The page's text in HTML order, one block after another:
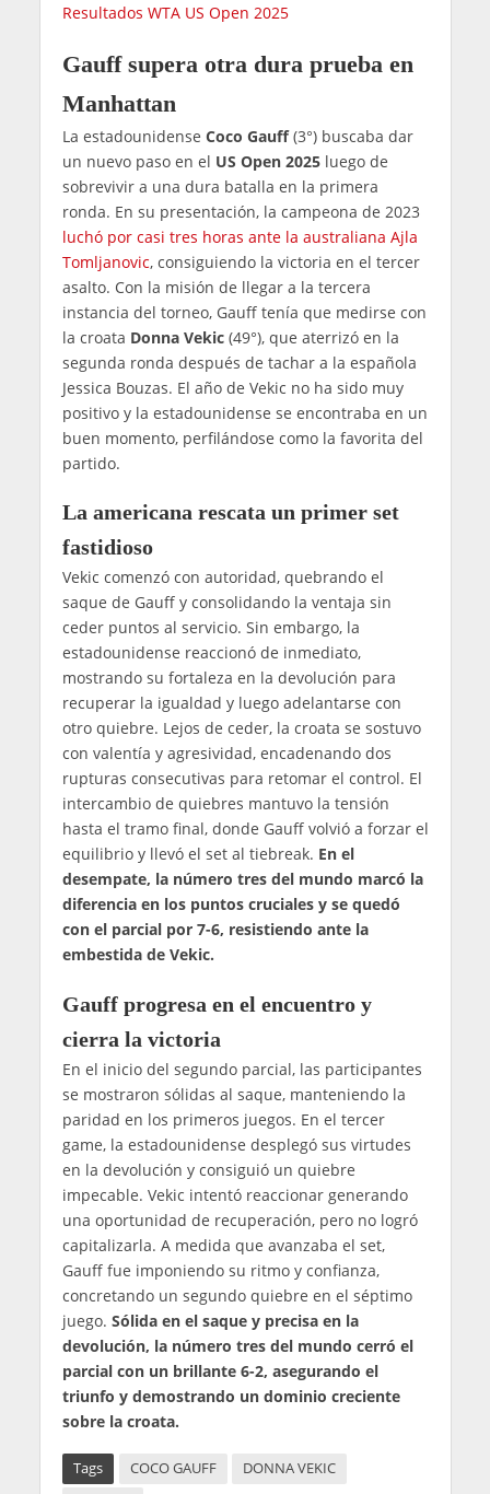
Resultados WTA US Open 2025
Gauff supera otra dura prueba en
Manhattan
La estadounidense Coco Gauff(3°) buscaba dar
un nuevo paso en el US Open 2025luego de
sobrevivir a una dura batalla en la primera
ronda. En su presentación, la campeona de 2023
luchó por casi tres horas ante la australiana Ajla
Tomljanovic, consiguiendo la victoria en el tercer
asalto. Con la misión de llegar a la tercera
instancia del torneo, Gauff tenía que medirse con
la croata Donna Vekic(49°), que aterrizó en la
segunda ronda después de tachar a la española
Jessica Bouzas. El año de Vekic no ha sido muy
positivo y la estadounidense se encontraba en un
buen momento, perfilándose como la favorita del
partido.
La americana rescata un primer set
fastidioso
Vekic comenzó con autoridad, quebrando el
saque de Gauff y consolidando la ventaja sin
ceder puntos al servicio. Sin embargo, la
estadounidense reaccionó de inmediato,
mostrando su fortaleza en la devolución para
recuperar la igualdad y luego adelantarse con
otro quiebre. Lejos de ceder, la croata se sostuvo
con valentía y agresividad, encadenando dos
rupturas consecutivas para retomar el control. El
intercambio de quiebres mantuvo la tensión
hasta el tramo final, donde Gauff volvió a forzar el
equilibrio y llevó el set al tiebreak. En el
desempate, la número tres del mundo marcó la
diferencia en los puntos cruciales y se quedó
con el parcial por 7-6, resistiendo ante la
embestida de Vekic.
Gauff progresa en el encuentro y
cierra la victoria
En el inicio del segundo parcial, las participantes
se mostraron sólidas al saque, manteniendo la
paridad en los primeros juegos. En el tercer
game, la estadounidense desplegó sus virtudes
en la devolución y consiguió un quiebre
impecable. Vekic intentó reaccionar generando
una oportunidad de recuperación, pero no logró
capitalizarla. A medida que avanzaba el set,
Gauff fue imponiendo su ritmo y confianza,
concretando un segundo quiebre en el séptimo
juego. Sólida en el saque y precisa en la
devolución, la número tres del mundo cerró el
parcial con un brillante 6-2, asegurando el
triunfo y demostrando un dominio creciente
sobre la croata.
Tags COCO GAUFF
DONNA VEKIC